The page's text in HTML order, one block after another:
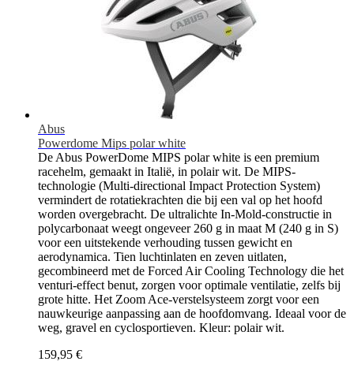
Abus
Powerdome Mips polar white
De Abus PowerDome MIPS polar white is een premium
racehelm, gemaakt in Italië, in polair wit. De MIPS-
technologie (Multi-directional Impact Protection System)
vermindert de rotatiekrachten die bij een val op het hoofd
worden overgebracht. De ultralichte In-Mold-constructie in
polycarbonaat weegt ongeveer 260 g in maat M (240 g in S)
voor een uitstekende verhouding tussen gewicht en
aerodynamica. Tien luchtinlaten en zeven uitlaten,
gecombineerd met de Forced Air Cooling Technology die het
venturi-effect benut, zorgen voor optimale ventilatie, zelfs bij
grote hitte. Het Zoom Ace-verstelsysteem zorgt voor een
nauwkeurige aanpassing aan de hoofdomvang. Ideaal voor de
weg, gravel en cyclosportieven. Kleur: polair wit.
159,95 €